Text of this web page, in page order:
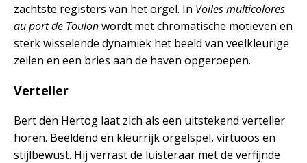
zachtste registers van het orgel. In Voiles multicolores
au port de Toulonwordt met chromatische motieven en
sterk wisselende dynamiek het beeld van veelkleurige
zeilen en een bries aan de haven opgeroepen.
Verteller
Bert den Hertog laat zich als een uitstekend verteller
horen. Beeldend en kleurrijk orgelspel, virtuoos en
stijlbewust. Hij verrast de luisteraar met de verfijnde